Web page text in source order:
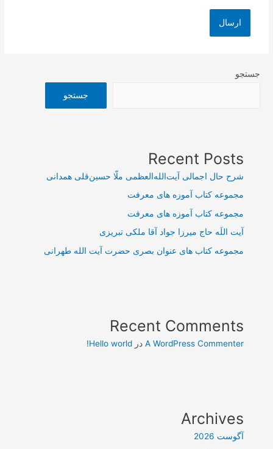
جستجو
جستجو
Recent Posts
شرح حال اجمالی آیت‌الله‌العظمی ملّا حسین‌قلی همدانی
مجموعه کتاب آموزه های معرفت
مجموعه کتاب آموزه های معرفت
آیت اللَه حاج میرزا جواد آقا ملکی تبریزی
مجموعه کتاب های عنوان بصری حضرت آیت الله طهرانی
Recent Comments
A WordPress Commenter درHello world!
Archives
آگوست 2026